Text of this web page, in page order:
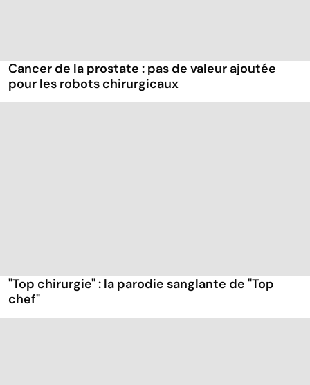
Cancer de la prostate : pas de valeur ajoutée
pour les robots chirurgicaux
"Top chirurgie" : la parodie sanglante de "Top
chef"